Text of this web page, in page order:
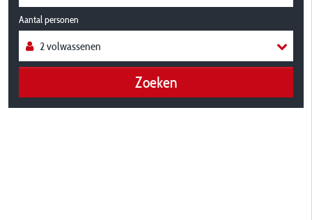
Aantal personen
Zoeken